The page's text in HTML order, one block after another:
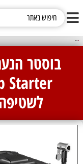
לשטיפה